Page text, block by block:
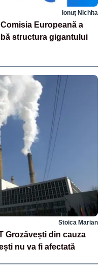
Ionuț Nichita
Europeană a
structura gigantului
Stoica Marian
Grozăvești din cauza
nu va fi afectată